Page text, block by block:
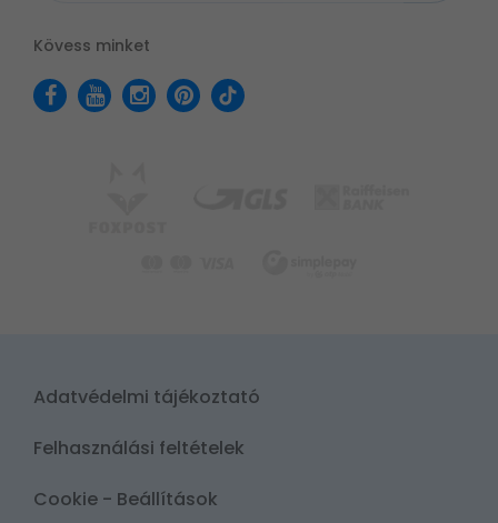
Kövess minket
Adatvédelmi tájékoztató
Felhasználási feltételek
Cookie - Beállítások